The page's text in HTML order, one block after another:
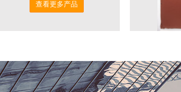
查看更多产品